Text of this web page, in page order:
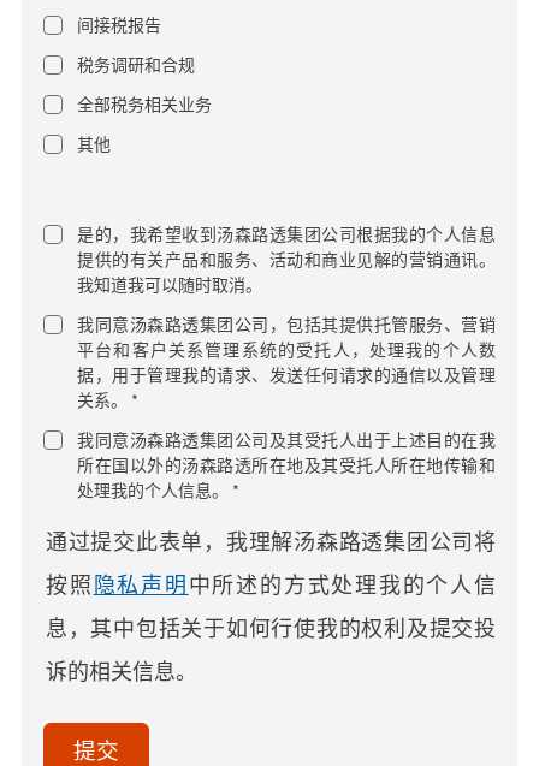
间接税报告
税务调研和合规
全部税务相关业务
其他
是的，我希望收到汤森路透集团公司根据我的个人信息
提供的有关产品和服务、活动和商业见解的营销通讯。
我知道我可以随时取消。
我同意汤森路透集团公司，包括其提供托管服务、营销
平台和客户关系管理系统的受托人，处理我的个人数
据，用于管理我的请求、发送任何请求的通信以及管理
关系。 *
我同意汤森路透集团公司及其受托人出于上述目的在我
所在国以外的汤森路透所在地及其受托人所在地传输和
处理我的个人信息。 *
通过提交此表单，我理解汤森路透集团公司将
按照 隐私声明 中所述的方式处理我的个人信
息，其中包括关于如何行使我的权利及提交投
诉的相关信息。
提交